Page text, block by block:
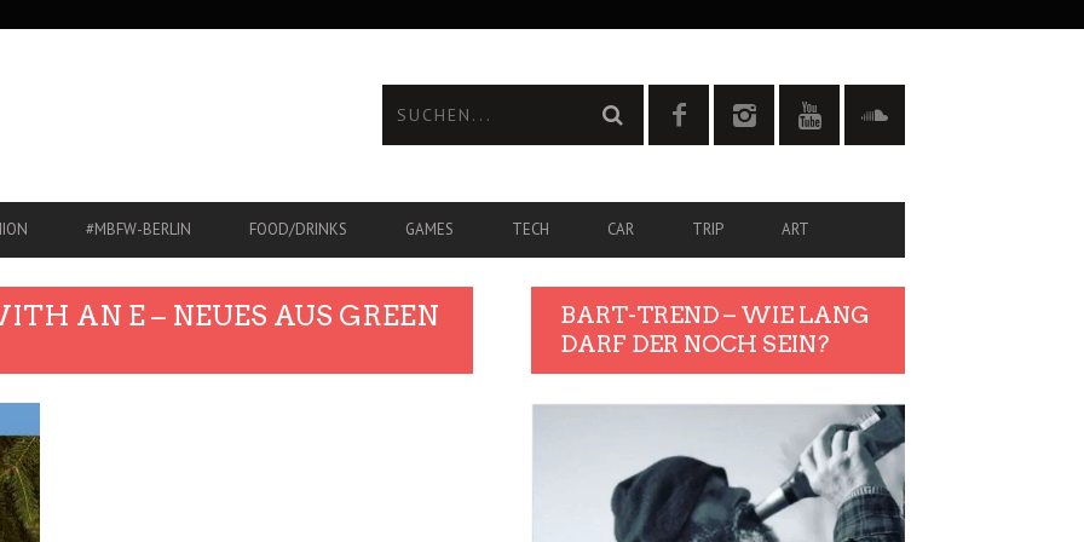
#MBFW-BERLIN FOOD/DRINKS GAMES TECH CAR TRIP ART
AN E – NEUES AUS GREEN
BART-TREND – WIE LANG
DARF DER NOCH SEIN?